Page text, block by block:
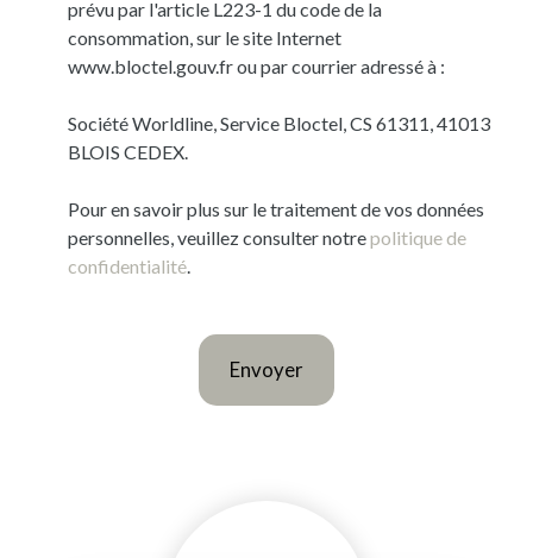
prévu par l'article L223-1 du code de la
consommation, sur le site Internet
www.bloctel.gouv.fr ou par courrier adressé à :
Société Worldline, Service Bloctel, CS 61311, 41013
BLOIS CEDEX.
Pour en savoir plus sur le traitement de vos données
personnelles, veuillez consulter notrepolitique de
confidentialité
Envoyer